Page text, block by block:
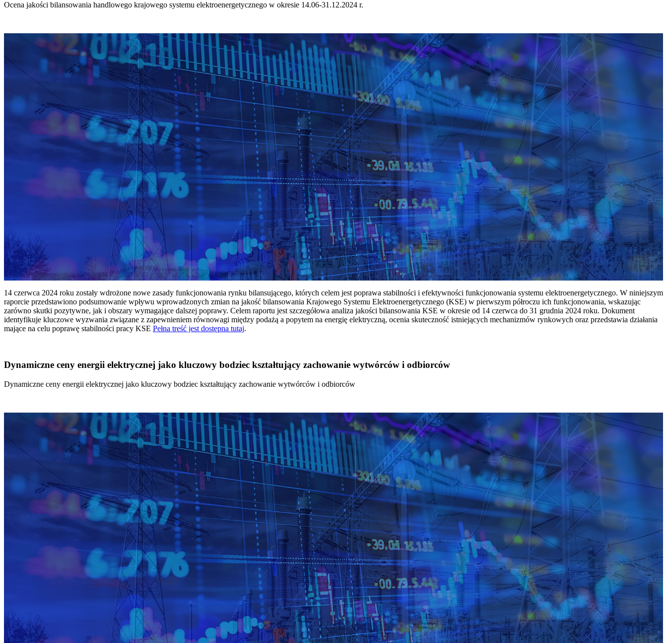
Ocena jakości bilansowania handlowego krajowego systemu elektroenergetycznego w okresie 14.06-31.12.2024 r.
14 czerwca 2024 roku zostały wdrożone nowe zasady funkcjonowania rynku bilansującego, których celem jest poprawa stabilności i efektywności funkcjonowania systemu elektroenergetycznego. W niniejszym
raporcie przedstawiono podsumowanie wpływu wprowadzonych zmian na jakość bilansowania Krajowego Systemu Elektroenergetycznego (KSE) w pierwszym półroczu ich funkcjonowania, wskazując
zarówno skutki pozytywne, jak i obszary wymagające dalszej poprawy. Celem raportu jest szczegółowa analiza jakości bilansowania KSE w okresie od 14 czerwca do 31 grudnia 2024 roku. Dokument
identyfikuje kluczowe wyzwania związane z zapewnieniem równowagi między podażą a popytem na energię elektryczną, ocenia skuteczność istniejących mechanizmów rynkowych oraz przedstawia działania
mające na celu poprawę stabilności pracy KSE Pełna treść jest dostępna tutaj.
Dynamiczne ceny energii elektrycznej jako kluczowy bodziec kształtujący zachowanie wytwórców i odbiorców
Dynamiczne ceny energii elektrycznej jako kluczowy bodziec kształtujący zachowanie wytwórców i odbiorców